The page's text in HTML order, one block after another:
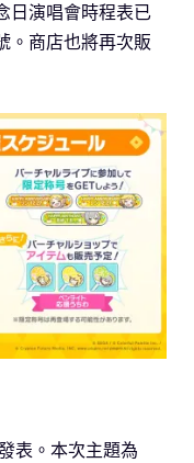
日演唱會時程表已
。商店也將再次販
表。本次主題為